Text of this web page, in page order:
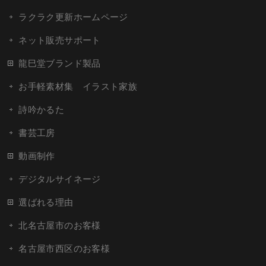
ラクラク更新ホームページ
ネット販売サポート
龍巳堂ブランド製品
お手軽素材集 イラスト家族
詩吟かるた
書芸工房
動画制作
デジタルサイネージ
選ばれる理由
北名古屋市のお客様
名古屋市西区のお客様